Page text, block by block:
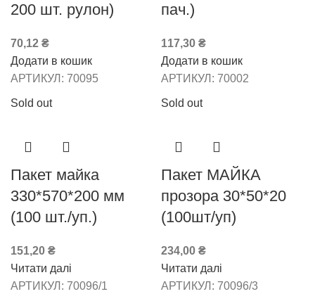
200 шт. рулон)
70,12 ₴
Додати в кошик
АРТИКУЛ: 70095
пач.)
117,30 ₴
Додати в кошик
АРТИКУЛ: 70002
Sold out
Пакет майка
330*570*200 мм
(100 шт./уп.)
151,20 ₴
Читати далі
АРТИКУЛ: 70096/1
Sold out
Пакет МАЙКА
прозора 30*50*20
(100шт/уп)
234,00 ₴
Читати далі
АРТИКУЛ: 70096/3